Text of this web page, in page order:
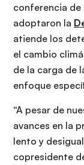
conferencia de
adoptaron la
atiende los
el cambio
de la carga de
enfoque
“A pesar de
avances en la
lento y
copresidente